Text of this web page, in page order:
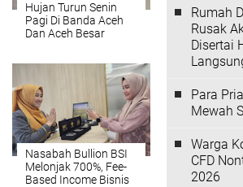
Hujan Turun Senin
Pagi Di Banda Aceh
Dan Aceh Besar
Nasabah Bullion BSI
Melonjak 700%, Fee-
Based Income Bisnis
Rumah
Rusak
Disertai
Para
Mewah
Warga
CFD
2026